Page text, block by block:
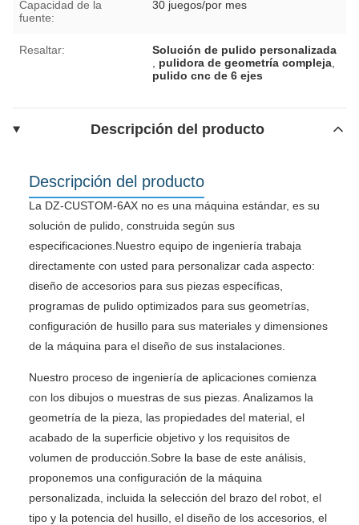
Capacidad de la
fuente:
30 juegos/por mes
Resaltar:
Solución de pulido personalizada
pulidora de geometría compleja
pulido cnc de 6 ejes
Descripción del producto
Descripción del producto
La DZ-CUSTOM-6AX no es una máquina estándar, es su
solución de pulido, construida según sus
especificaciones.Nuestro equipo de ingeniería trabaja
directamente con usted para personalizar cada aspecto:
diseño de accesorios para sus piezas específicas,
programas de pulido optimizados para sus geometrías,
configuración de husillo para sus materiales y dimensiones
de la máquina para el diseño de sus instalaciones.
Nuestro proceso de ingeniería de aplicaciones comienza
con los dibujos o muestras de sus piezas. Analizamos la
geometría de la pieza, las propiedades del material, el
acabado de la superficie objetivo y los requisitos de
volumen de producción.Sobre la base de este análisis,
proponemos una configuración de la máquina
personalizada, incluida la selección del brazo del robot, el
tipo y la potencia del husillo, el diseño de los accesorios, el